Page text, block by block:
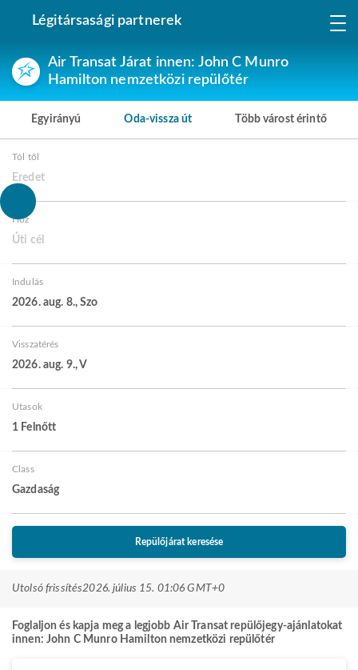
Légitársasági partnerek
Air Transat Járat innen: John C Munro
Hamilton nemzetközi repülőtér
Egyirányú Oda-vissza út Több várost érintő
Tól től
Eredet
Hoz
Úti cél
Indulás
2026. aug. 8., Szo
Visszatérés
2026. aug. 9., V
Utasok
1 Felnőtt
Class
Gazdaság
Repülőjárat keresése
Utolsó frissítés2026. július 15. 01:06 GMT+0
Foglaljon és kapja meg a legjobb Air Transat repülőjegy-ajánlatokat
innen: John C Munro Hamilton nemzetközi repülőtér